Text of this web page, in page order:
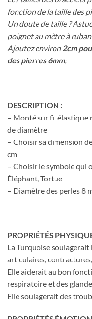
fonction de la taille des
Un doute de taille ?
poignet au mètre à ruban
Ajoutez environ2cm
des pierres 6mm;
DESCRIPTION :
– Monté sur fil élastique
de diamètre
– Choisir sa dimension
cm
– Choisir le symbole qui
Éléphant, Tortue
– Diamètre des perles 8
PROPRIÉTÉS
La Turquoise
articulaires,
Elle aiderait au bon
respiratoire et des
Elle soulagerait des